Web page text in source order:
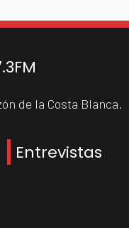
de la Costa Blanca.
Entrevistas